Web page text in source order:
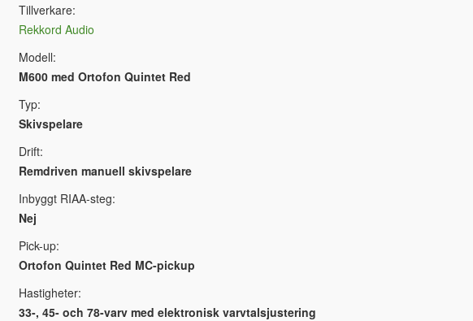
Tillverkare:
Rekkord Audio
Modell:
M600 med Ortofon Quintet Red
Typ:
Skivspelare
Drift:
Remdriven manuell skivspelare
Inbyggt RIAA-steg:
Nej
Pick-up:
Ortofon Quintet Red MC-pickup
Hastigheter:
33-, 45- och 78-varv med elektronisk varvtalsjustering